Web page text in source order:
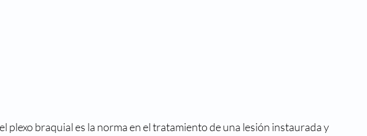
plexo braquial es la norma en el tratamiento de una lesión instaurada y